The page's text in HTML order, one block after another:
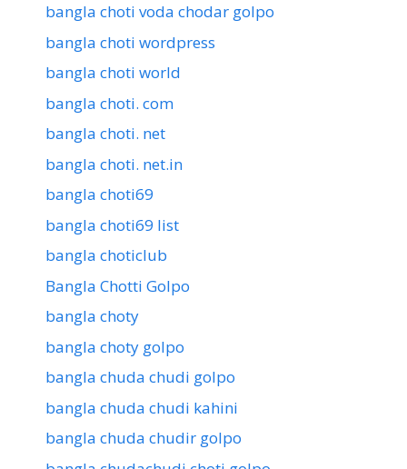
bangla choti voda chodar golpo
bangla choti wordpress
bangla choti world
bangla choti. com
bangla choti. net
bangla choti. net.in
bangla choti69
bangla choti69 list
bangla choticlub
Bangla Chotti Golpo
bangla choty
bangla choty golpo
bangla chuda chudi golpo
bangla chuda chudi kahini
bangla chuda chudir golpo